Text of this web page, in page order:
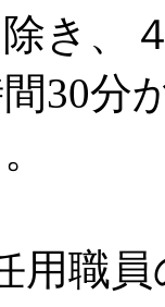
き、
30分
職員